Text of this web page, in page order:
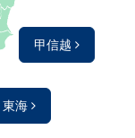
甲信越
東海